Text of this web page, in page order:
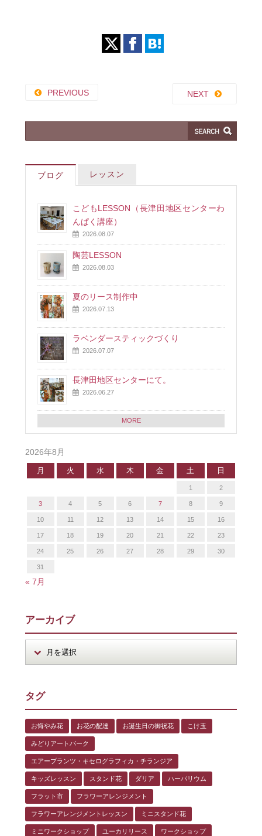
PREVIOUS NEXT
ブログ レッスン
こどもLESSON（長津田地区センターわ
んぱく講座）
2026.08.07
陶芸LESSON
2026.08.03
夏のリース制作中
2026.07.13
ラベンダースティックづくり
2026.07.07
長津田地区センターにて。
2026.06.27
MORE
2026年8月
月 火 水 木 金 土 日
1 2
3 4 5 6 7 8 9
10 11 12 13 14 15 16
17 18 19 20 21 22 23
24 25 26 27 28 29 30
31
« 7月
アーカイブ
タグ
お悔やみ花 お花の配達 お誕生日の御祝花 こけ玉
みどりアートパーク
エアープランツ・キセログラフィカ・チランジア
キッズレッスン スタンド花 ダリア ハーバリウム
フラット市 フラワーアレンジメント
フラワーアレンジメントレッスン ミニスタンド花
ミニワークショップ ユーカリリース ワークショップ